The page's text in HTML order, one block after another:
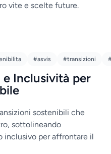
vite e scelte future.
#asvis #transizioni
e Inclusività per
sostenibili che
sottolineando
inclusivo per affrontare il